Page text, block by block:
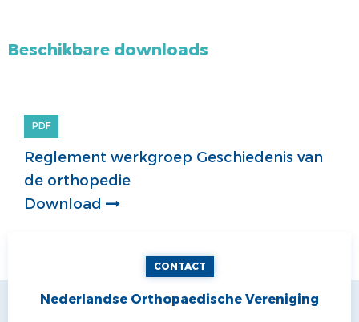
Beschikbare downloads
PDF
Reglement werkgroep Geschiedenis van
de orthopedie
Download
CONTACT
Nederlandse Orthopaedische Vereniging